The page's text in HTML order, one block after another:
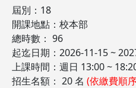
屆別：18
開課地點：校本部
總時數： 96
起迄日期：2026-11-15 ~
上課時間：週日 13:00 ~
招生名額： 20 名 (依繳費順